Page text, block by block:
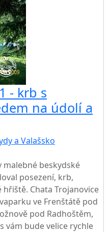
- krb s
na údolí a
a Valašsko
malebné beskydské
posezení, krb,
Chata Trojanovice
ve Frenštátě pod
pod Radhoštěm,
vám bude velice rychle